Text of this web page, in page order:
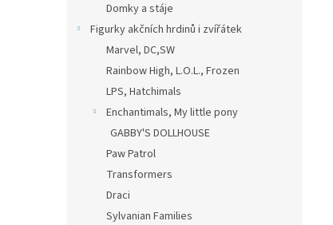
Domky a stáje
Figurky akčních hrdinů i zvířátek
Marvel, DC,SW
Rainbow High, L.O.L., Frozen
LPS, Hatchimals
Enchantimals, My little pony
GABBY'S DOLLHOUSE
Paw Patrol
Transformers
Draci
Sylvanian Families